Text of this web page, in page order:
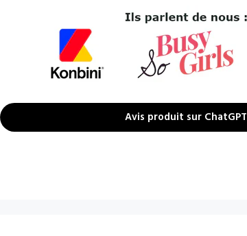
Avis produit sur ChatGPT